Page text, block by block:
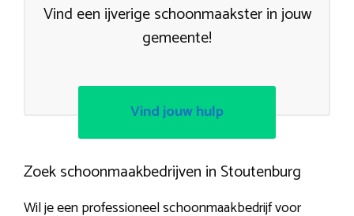
Vind een ijverige schoonmaakster in jouw
gemeente!
Vind jouw hulp
Zoek schoonmaakbedrijven in Stoutenburg
Wil je een professioneel schoonmaakbedrijf voor